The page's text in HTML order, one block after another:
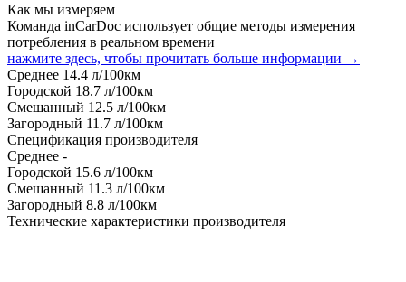
Как мы измеряем
Команда inCarDoc использует общие методы измерения
потребления в реальном времени
нажмите здесь, чтобы прочитать больше информации →
Среднее 14.4 л/100км
Городской 18.7 л/100км
Смешанный 12.5 л/100км
Загородный 11.7 л/100км
Спецификация производителя
Среднее -
Городской 15.6 л/100км
Смешанный 11.3 л/100км
Загородный 8.8 л/100км
Технические характеристики производителя